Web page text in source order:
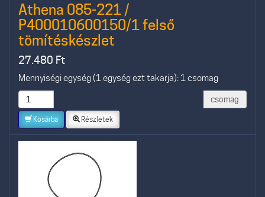
Athena 085-221 /
P400010600150/1 felső
tömítéskészlet
27.480 Ft
Mennyiségi egység (1 egység ezt takarja): 1 csomag
csomag
Kosárba Részletek